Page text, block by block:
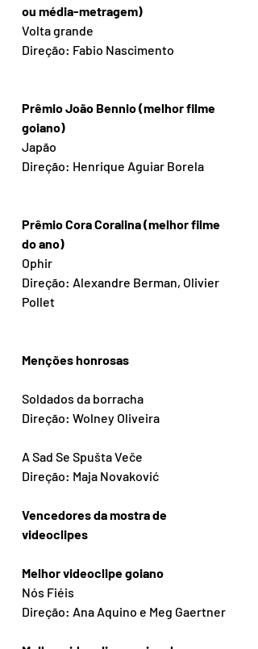
ou média-metragem)
Volta grande
Direção: Fabio Nascimento
Prêmio João Bennio (melhor filme
goiano)
Japão
Direção: Henrique Aguiar Borela
Prêmio Cora Coralina (melhor filme
do ano)
Ophir
Direção: Alexandre Berman, Olivier
Pollet
Menções honrosas
Soldados da borracha
Direção: Wolney Oliveira
A Sad Se Spušta Veče
Direção: Maja Novaković
Vencedores da mostra de
videoclipes
Melhor videoclipe goiano
Nós Fiéis
Direção: Ana Aquino e Meg Gaertner